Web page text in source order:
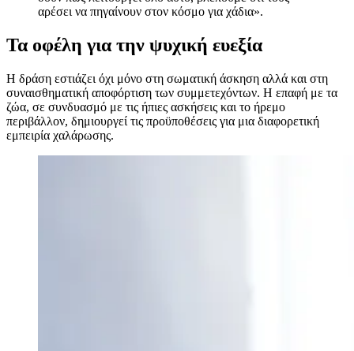
αρέσει να πηγαίνουν στον κόσμο για χάδια».
Τα οφέλη για την ψυχική ευεξία
Η δράση εστιάζει όχι μόνο στη σωματική άσκηση αλλά και στη
συναισθηματική αποφόρτιση των συμμετεχόντων. Η επαφή με τα
ζώα, σε συνδυασμό με τις ήπιες ασκήσεις και το ήρεμο
περιβάλλον, δημιουργεί τις προϋποθέσεις για μια διαφορετική
εμπειρία χαλάρωσης.